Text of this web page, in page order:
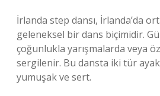
İrlanda step dansı, İrlanda’da
geleneksel bir dans biçimidir.
çoğunlukla yarışmalarda veya
sergilenir. Bu dansta iki tür
yumuşak ve sert.